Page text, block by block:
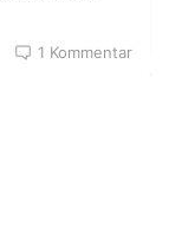
1 Kommentar